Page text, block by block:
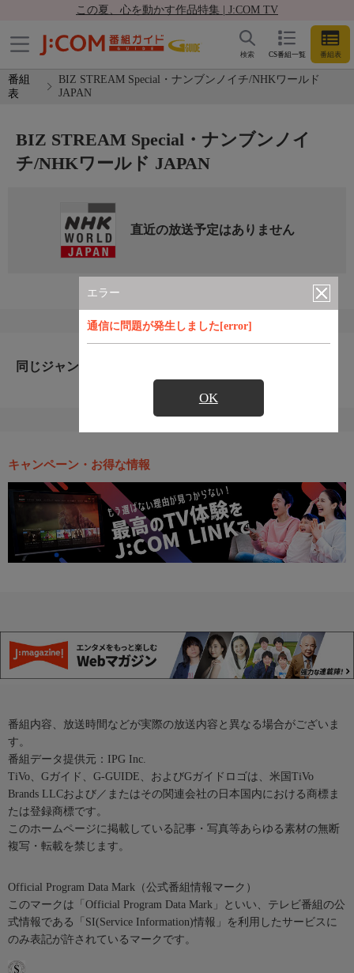
この夏、心を動かす作品特集 | J:COM TV
CS番組一覧 番組表
検索
番組
表
BIZ STREAM Special・ナンブンノイチ/NHKワールド
JAPAN
エラー
通信に問題が発生しました[error]
OK
BIZ STREAM Special・ナンブンノイ
チ/NHKワールド JAPAN
直近の放送予定はありません
同じジャンルのおすすめ番組
キャンペーン・お得な情報
番組内容、放送時間などが実際の放送内容と異なる場合がございま
す。
番組データ提供元：IPG Inc.
TiVo、Gガイド、G-GUIDE、およびGガイドロゴは、米国TiVo
Brands LLCおよび／またはその関連会社の日本国内における商標ま
たは登録商標です。
このホームページに掲載している記事・写真等あらゆる素材の無断
複写・転載を禁じます。
Official Program Data Mark（公式番組情報マーク）
このマークは「Official Program Data Mark」といい、テレビ番組の公
式情報である「SI(Service Information)情報」を利用したサービスに
のみ表記が許されているマークです。